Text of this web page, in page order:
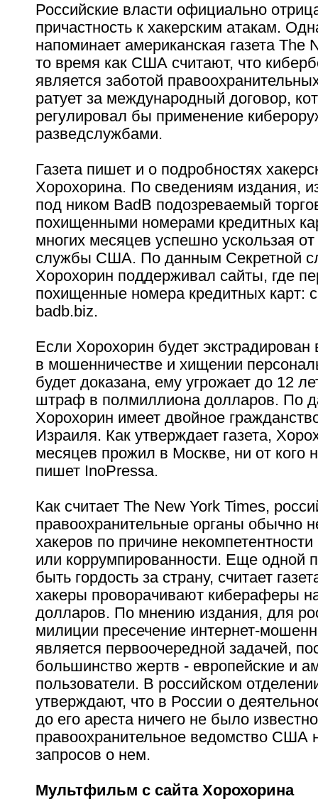
Российские власти официально
причастность к хакерским атакам.
напоминает американская газета The
то время как США считают, что
является заботой
ратует за международный договор,
регулировал бы применение
разведслужбами.
Газета пишет и о подробностях
Хорохорина. По сведениям издания,
под ником BadB подозреваемый
похищенными номерами кредитных
многих месяцев успешно ускользая
службы США. По данным Секретной
Хорохорин поддерживал сайты, где
похищенные номера кредитных карт:
badb.biz.
Если Хорохорин будет
в мошенничестве и хищении
будет доказана, ему угрожает до 12
штраф в полмиллиона долларов. По
Хорохорин имеет двойное
Израиля. Как утверждает газета,
месяцев прожил в Москве, ни от кого
пишет InoPressa.
Как считает The New York Times,
правоохранительные органы обычно
хакеров по причине
или коррумпированности. Еще одной
быть гордость за страну, считает
хакеры проворачивают кибераферы
долларов. По мнению издания, для
милиции пресечение интернет-
является первоочередной задачей,
большинство жертв - европейские и
пользователи. В российском
утверждают, что в России о
до его ареста ничего не было
правоохранительное ведомство США
запросов о нем.
Мультфильм с сайта Хорохорина